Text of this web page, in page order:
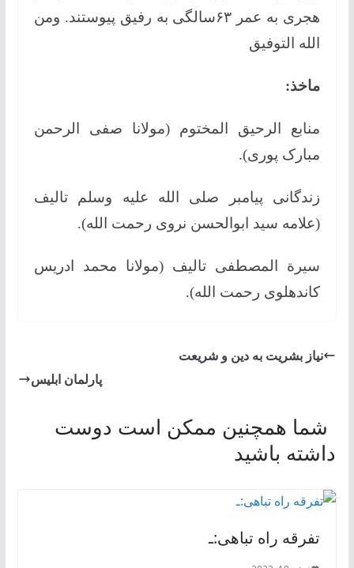
هجری به عمر ۶۳سالگی به رفیق پیوستند. ومن
الله التوفيق
ماخذ:
منابع الرحيق المختوم (مولانا صفی الرحمن
مبارک پوری).
زندگانی پیامبر صلی الله علیه وسلم تالیف
(علامه سید ابوالحسن نروی رحمت الله).
سیرة المصطفی تالیف (مولانا محمد ادریس
کاندهلوی رحمت الله).
نیاز بشریت به دین و شریعت
پارلمان ابلیس
شما همچنین ممکن است دوست
داشته باشید
تفرقه راه تباهی:ـ